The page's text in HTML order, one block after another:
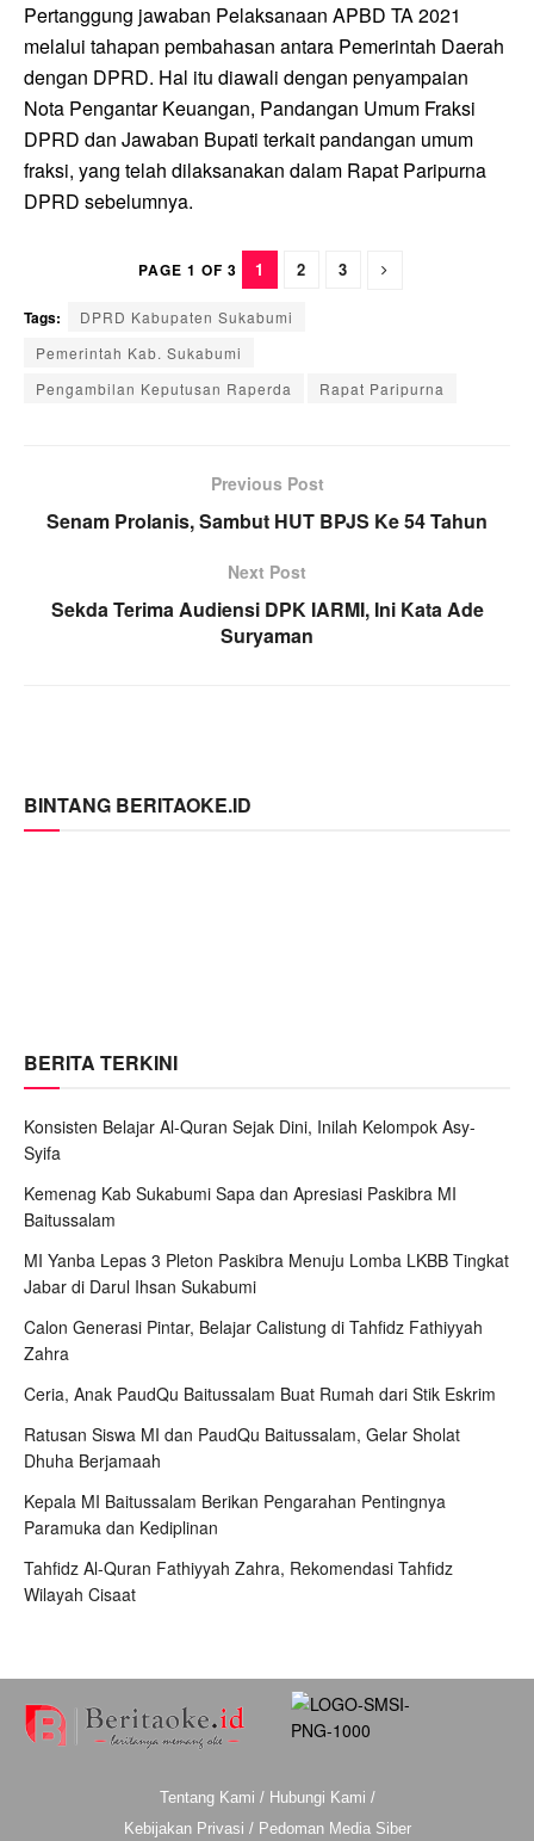
Pertanggung jawaban Pelaksanaan APBD TA 2021
melalui tahapan pembahasan antara Pemerintah Daerah
dengan DPRD. Hal itu diawali dengan penyampaian
Nota Pengantar Keuangan, Pandangan Umum Fraksi
DPRD dan Jawaban Bupati terkait pandangan umum
fraksi, yang telah dilaksanakan dalam Rapat Paripurna
DPRD sebelumnya.
PAGE 1 OF 3 1 2 3
Tags:
DPRD Kabupaten Sukabumi
Pemerintah Kab. Sukabumi
Pengambilan Keputusan Raperda
Rapat Paripurna
Previous Post
Senam Prolanis, Sambut HUT BPJS Ke 54 Tahun
Next Post
Sekda Terima Audiensi DPK IARMI, Ini Kata Ade
Suryaman
BINTANG BERITAOKE.ID
BERITA TERKINI
Konsisten Belajar Al-Quran Sejak Dini, Inilah Kelompok Asy-
Syifa
Kemenag Kab Sukabumi Sapa dan Apresiasi Paskibra MI
Baitussalam
MI Yanba Lepas 3 Pleton Paskibra Menuju Lomba LKBB Tingkat
Jabar di Darul Ihsan Sukabumi
Calon Generasi Pintar, Belajar Calistung di Tahfidz Fathiyyah
Zahra
Ceria, Anak PaudQu Baitussalam Buat Rumah dari Stik Eskrim
Ratusan Siswa MI dan PaudQu Baitussalam, Gelar Sholat
Dhuha Berjamaah
Kepala MI Baitussalam Berikan Pengarahan Pentingnya
Paramuka dan Kediplinan
Tahfidz Al-Quran Fathiyyah Zahra, Rekomendasi Tahfidz
Wilayah Cisaat
Tentang Kami / Hubungi Kami /
Kebijakan Privasi / Pedoman Media Siber